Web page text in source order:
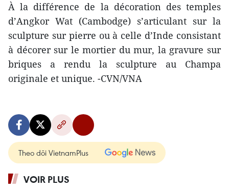
À la différence de la décoration des temples
d’Angkor Wat (Cambodge) s’articulant sur la
sculpture sur pierre ou à celle d’Inde consistant
à décorer sur le mortier du mur, la gravure sur
briques a rendu la sculpture au Champa
originale et unique. -CVN/VNA
Theo dõi VietnamPlus
VOIR PLUS